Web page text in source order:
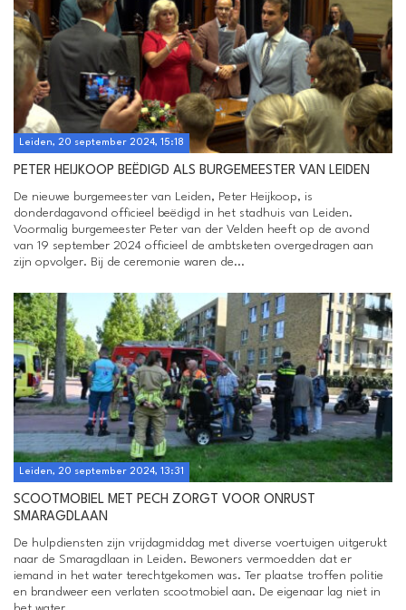
Leiden, 20 september 2024, 15:18
PETER HEIJKOOP BEËDIGD ALS BURGEMEESTER VAN LEIDEN
De nieuwe burgemeester van Leiden, Peter Heijkoop, is
donderdagavond officieel beëdigd in het stadhuis van Leiden.
Voormalig burgemeester Peter van der Velden heeft op de avond
van 19 september 2024 officieel de ambtsketen overgedragen aan
zijn opvolger. Bij de ceremonie waren de...
Leiden, 20 september 2024, 13:31
SCOOTMOBIEL MET PECH ZORGT VOOR ONRUST
SMARAGDLAAN
De hulpdiensten zijn vrijdagmiddag met diverse voertuigen uitgerukt
naar de Smaragdlaan in Leiden. Bewoners vermoedden dat er
iemand in het water terechtgekomen was. Ter plaatse troffen politie
en brandweer een verlaten scootmobiel aan. De eigenaar lag niet in